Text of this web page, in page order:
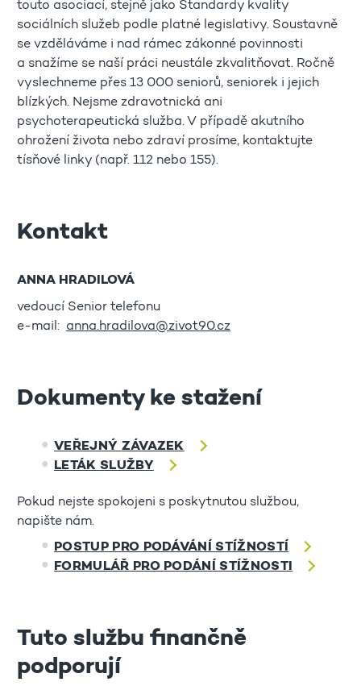
touto asociací, stejně jako Standardy kvality
sociálních služeb podle platné legislativy. Soustavně
se vzděláváme i nad rámec zákonné povinnosti
a snažíme se naší práci neustále zkvalitňovat. Ročně
vyslechneme přes 13 000 seniorů, seniorek i jejich
blízkých. Nejsme zdravotnická ani
psychoterapeutická služba. V případě akutního
ohrožení života nebo zdraví prosíme, kontaktujte
tísňové linky (např. 112 nebo 155).
Kontakt
ANNA HRADILOVÁ
vedoucí Senior telefonu
e-mail: anna.hradilova@zivot90.cz
Dokumenty ke stažení
VEŘEJNÝ ZÁVAZEK
LETÁK SLUŽBY
Pokud nejste spokojeni s poskytnutou službou,
napište nám.
POSTUP PRO PODÁVÁNÍSTÍŽNOSTÍ
FORMULÁŘ PRO PODÁNÍ STÍŽNOSTI
Tuto službu finančně
podporují